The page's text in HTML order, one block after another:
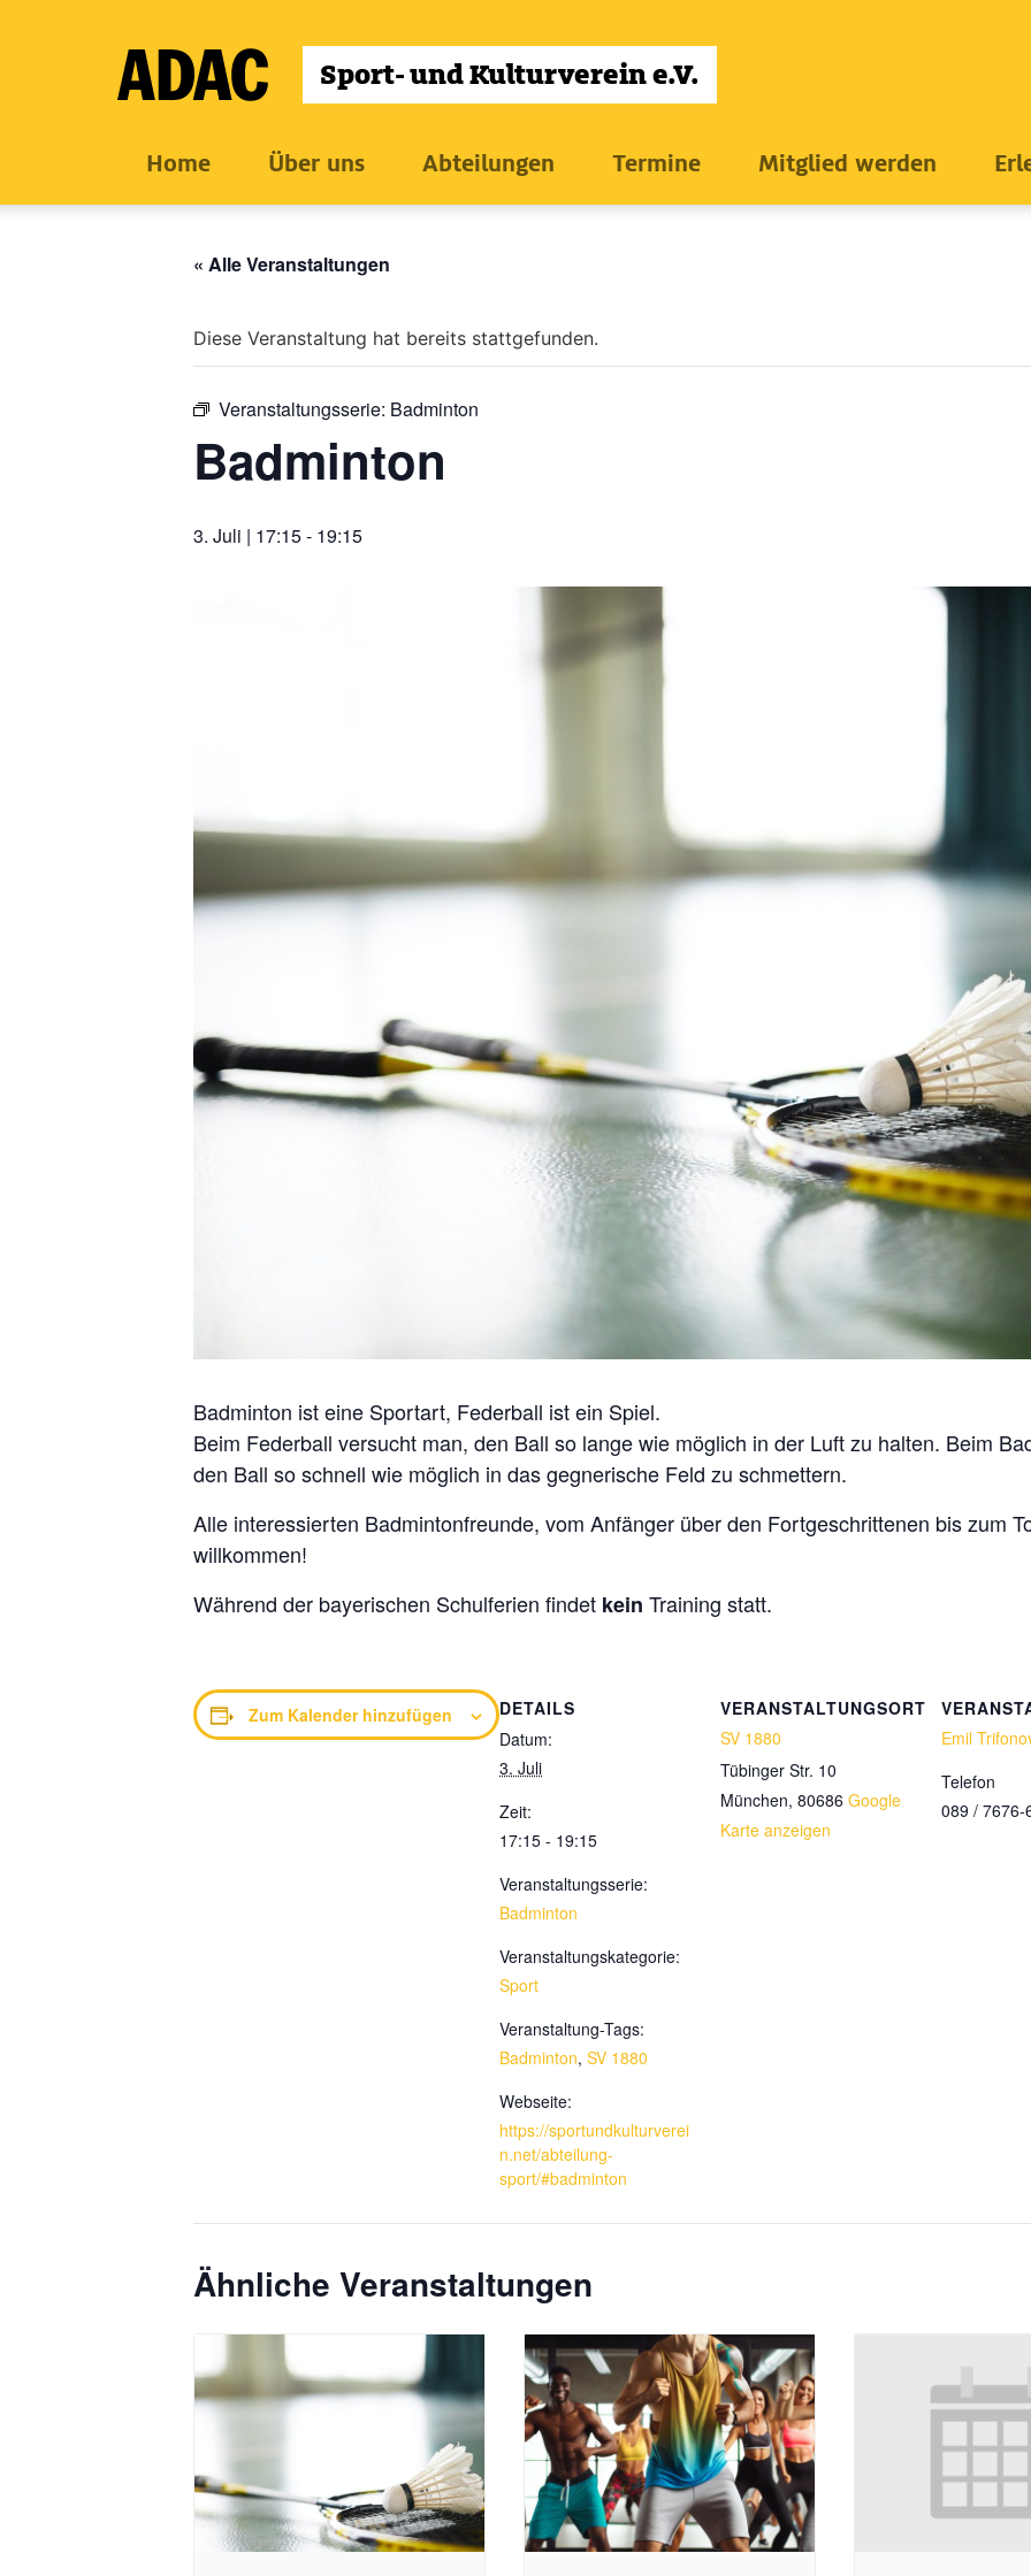
Home Über uns Abteilungen Termine Mitglied werden
« Alle Veranstaltungen
Diese Veranstaltung hat bereits stattgefunden.
Veranstaltungsserie: Badminton
Badminton
3. Juli | 17:15- 19:15
Badminton ist eine Sportart, Federball ist ein Spiel.
Beim Federball versucht man, den Ball so lange wie möglich in der Luft zu halten. Beim
den Ball so schnell wie möglich in das gegnerische Feld zu schmettern.
Alle interessierten Badmintonfreunde, vom Anfänger über den Fortgeschrittenen bis zum
willkommen!
Während der bayerischen Schulferien findet kein Training statt.
Zum Kalender hinzufügen
DETAILS
Datum:
3. Juli
Zeit:
17:15 - 19:15
Veranstaltungsserie:
Badminton
Veranstaltungskategorie:
Sport
Veranstaltung-Tags:
Badminton, SV 1880
Webseite:
https://sportundkulturverei
n.net/abteilung-
sport/#badminton
VERANSTALTUNGSORT
SV 1880
Tübinger Str. 10
München, 80686 Google
Karte anzeigen
Emil
Telefon
089 / 7676-
Ähnliche Veranstaltungen